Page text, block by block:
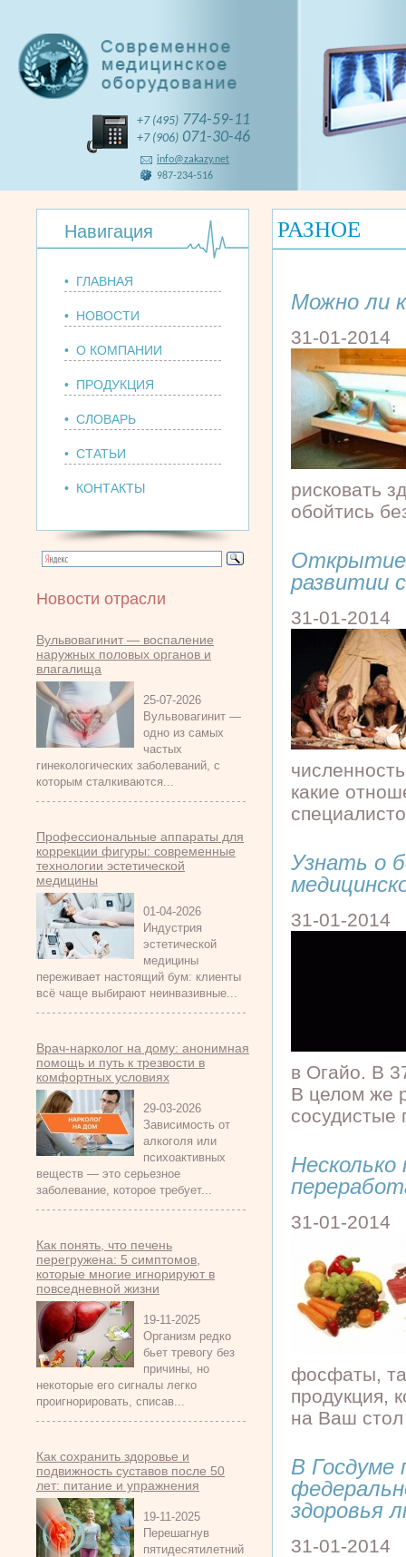
+7 (495) 774-59-11
+7 (906) 071-30-46
info@zakazy.net
987-234-516
Навигация
• ГЛАВНАЯ
• НОВОСТИ
• О КОМПАНИИ
• ПРОДУКЦИЯ
• СЛОВАРЬ
• СТАТЬИ
• КОНТАКТЫ
Новости отрасли
Вульвовагинит — воспаление
наружных половых органов и
влагалища
25-07-2026
Вульвовагинит —
одно из самых
частых
гинекологических заболеваний, с
которым сталкиваются...
Профессиональные аппараты для
коррекции фигуры: современные
технологии эстетической
медицины
01-04-2026
Индустрия
эстетической
медицины
переживает настоящий бум: клиенты
всё чаще выбирают неинвазивные...
Врач-нарколог на дому: анонимная
помощь и путь к трезвости в
комфортных условиях
29-03-2026
Зависимость от
алкоголя или
психоактивных
веществ — это серьезное
заболевание, которое требует...
Как понять, что печень
перегружена: 5 симптомов,
которые многие игнорируют в
повседневной жизни
19-11-2025
Организм редко
бьет тревогу без
причины, но
некоторые его сигналы легко
проигнорировать, списав...
Как сохранить здоровье и
подвижность суставов после 50
лет: питание и упражнения
19-11-2025
Перешагнув
пятидесятилетний
РАЗНОЕ
Можно ли
31-01-2014
рисковать
обойтись
развитии
31-01-2014
какие
Узнать о
31-01-2014
в Огайо. В
В целом же
сосудистые
Несколько
31-01-2014
фосфаты,
продукция,
на Ваш стол
В Госдуме
здоровья
31-01-2014